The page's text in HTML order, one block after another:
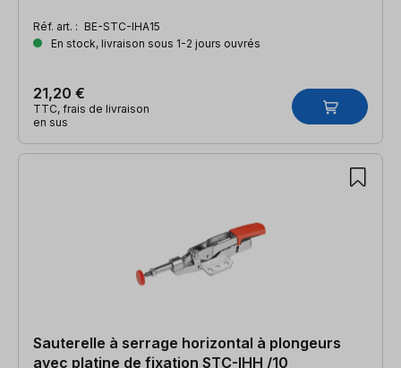
Réf. art. : BE-STC-IHA15
En stock, livraison sous 1-2 jours ouvrés
21,20 €
TTC, frais de livraison
en sus
Sauterelle à serrage horizontal à plongeurs
avec platine de fixation STC-IHH /10